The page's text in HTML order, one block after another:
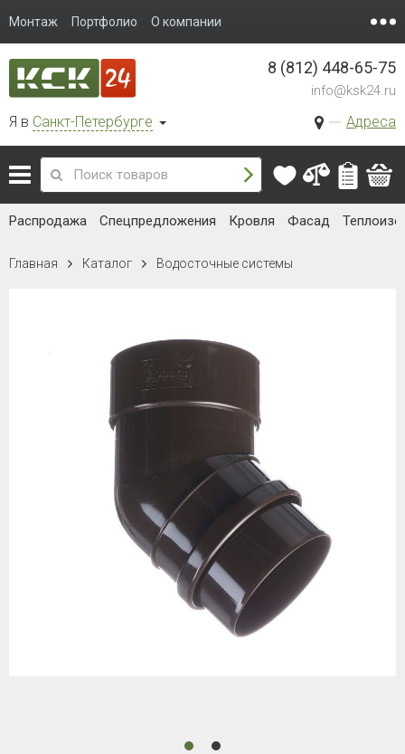
Монтаж Портфолио О компании
Я в Санкт-Петербурге Адреса
8 (812) 448-65-75
info@ksk24.ru
Распродажа Спецпредложения Кровля Фасад
Главная Каталог Водосточные системы